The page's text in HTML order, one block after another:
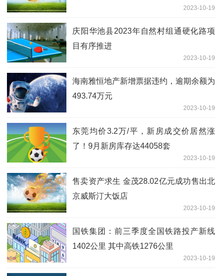
2023-10-19
庆阳华池县2023年自然村组通硬化路项
目有序推进
2023-10-19
海南雅恒地产新增票据违约，逾期余额为
493.74万元
2023-10-19
东莞均价3.2万/平，新房成交价居然涨
了！9月新房库存达44058套
2023-10-19
售卖资产求生 金茂28.02亿元成功售出北
京威斯汀大饭店
2023-10-19
国铁集团：前三季度全国铁路投产新线
1402公里 其中高铁1276公里
2023-10-19